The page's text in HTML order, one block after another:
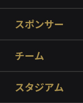
スポンサー
チーム
スタジアム